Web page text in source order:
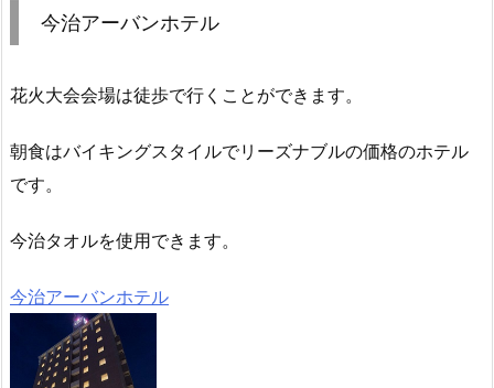
今治アーバンホテル
花火大会会場は徒歩で行くことができます。
朝食はバイキングスタイルでリーズナブルの価格のホテル
です。
今治タオルを使用できます。
今治アーバンホテル